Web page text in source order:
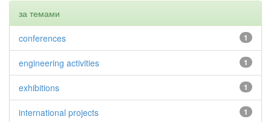
за темами
1
conferences
1
engineering activities
1
exhibitions
1
international projects